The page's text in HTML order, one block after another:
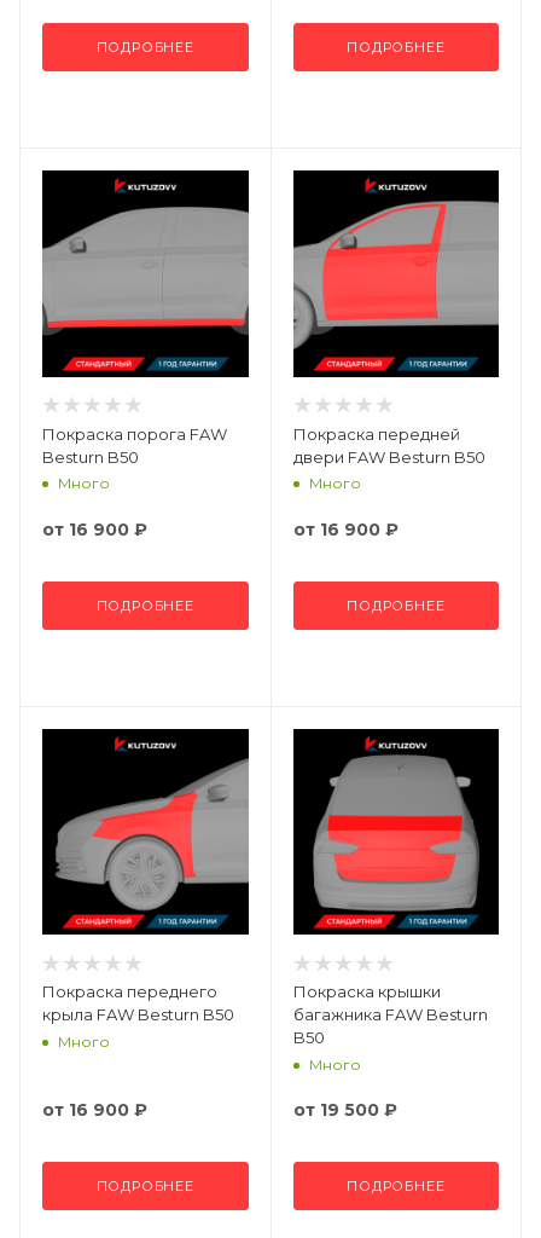
ПОДРОБНЕЕ ПОДРОБНЕЕ
Покраска порога FAW
Besturn B50
Много
от 16 900 ₽
ПОДРОБНЕЕ
Покраска передней
двери FAW Besturn B50
Много
от 16 900 ₽
ПОДРОБНЕЕ
Покраска переднего
крыла FAW Besturn B50
Много
от 16 900 ₽
ПОДРОБНЕЕ
Покраска крышки
багажника FAW Besturn
B50
Много
от 19 500 ₽
ПОДРОБНЕЕ